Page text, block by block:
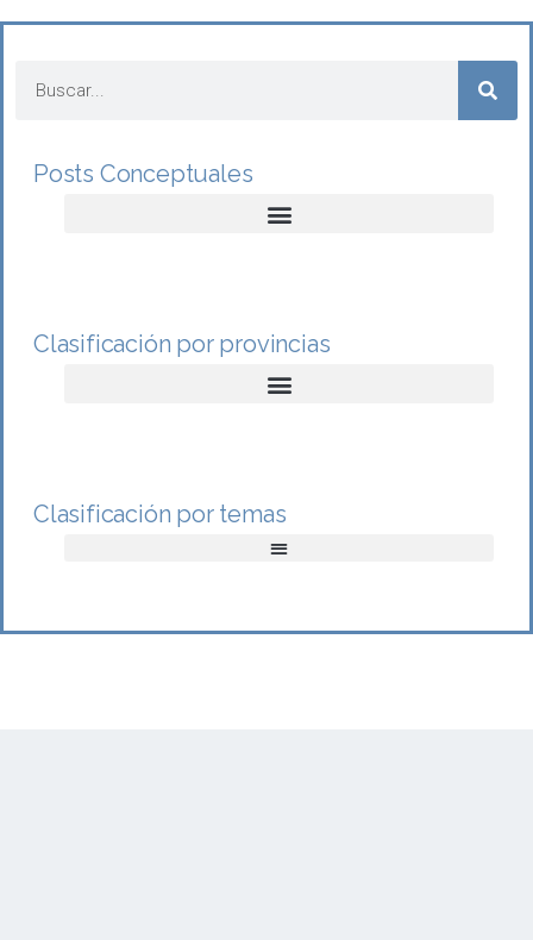
Posts Conceptuales
Clasificación por provincias
Clasificación por temas